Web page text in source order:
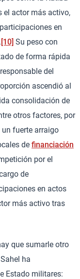
el actor más activo,
en
[10] Su peso con
de forma rápida
del
ascendió al
consolidación de
otros factores, por
un fuerte arraigo
de financiación
por el
de
en actos
más activo tras
que sumarle otro
ha
Estado militares: